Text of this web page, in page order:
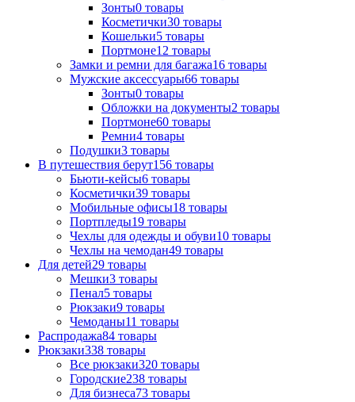
Зонты0 товары
Косметички30 товары
Кошельки5 товары
Портмоне12 товары
Замки и ремни для багажа16 товары
Мужские аксессуары66 товары
Зонты0 товары
Обложки на документы2 товары
Портмоне60 товары
Ремни4 товары
Подушки3 товары
В путешествия берут156 товары
Бьюти-кейсы6 товары
Косметички39 товары
Мобильные офисы18 товары
Портпледы19 товары
Чехлы для одежды и обуви10 товары
Чехлы на чемодан49 товары
Для детей29 товары
Мешки3 товары
Пенал5 товары
Рюкзаки9 товары
Чемоданы11 товары
Распродажа84 товары
Рюкзаки338 товары
Все рюкзаки320 товары
Городские238 товары
Для бизнеса73 товары